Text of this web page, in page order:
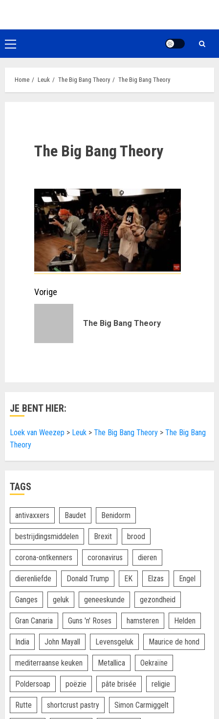
de
inhoudPrimair
menu
Home Leuk The Big Bang Theory The Big Bang Theory
The Big Bang Theory
Doorgaan
Vorige
The Big Bang Theory
JE BENT HIER:
Loek van Weezep > Leuk > The Big Bang Theory > The Big Bang
Theory
TAGS
antivaxxers Baudet Benidorm
bestrijdingsmiddelen Brexit brood
corona-ontkenners coronavirus dieren
dierenliefde Donald Trump EK Elzas Engel
Ganges geluk geneeskunde gezondheid
Gran Canaria Guns 'n' Roses hamsteren Helden
India John Mayall Levensgeluk Maurice de hond
mediterraanse keuken Metallica Oekraïne
Poldersoap poëzie pâte brisée religie
Rutte shortcrust pastry Simon Carmiggelt